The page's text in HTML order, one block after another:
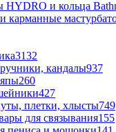
3132
кандалы937
260
427
плетки, хлысты749
для связывания155